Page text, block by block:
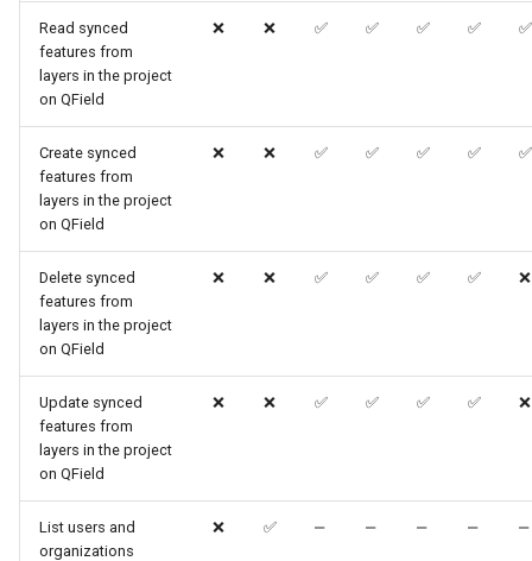
Read synced
features from
layers in the project
on QField
❌ ❌ ✅ ✅ ✅ ✅ ✅
Create synced
features from
layers in the project
on QField
❌ ❌ ✅ ✅ ✅ ✅ ✅
Delete synced
features from
layers in the project
on QField
❌ ❌ ✅ ✅ ✅ ✅ ❌
Update synced
features from
layers in the project
on QField
❌ ❌ ✅ ✅ ✅ ✅ ❌
List users and
organizations
❌ ✅ ‒ ‒ ‒ ‒ ‒